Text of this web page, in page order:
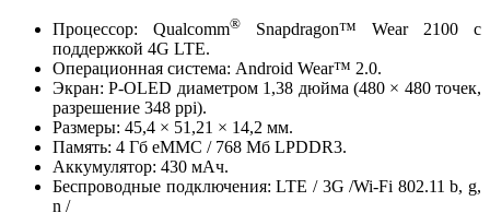
Процессор: Qualcomm® Snapdragon™ Wear 2100 с
поддержкой 4G LTE.
Операционная система: Android Wear™ 2.0.
Экран: P-OLED диаметром 1,38 дюйма (480 × 480 точек,
разрешение 348 ppi).
Размеры: 45,4 × 51,21 × 14,2 мм.
Память: 4 Гб eMMC / 768 Мб LPDDR3.
Аккумулятор: 430 мАч.
Беспроводные подключения: LTE / 3G /Wi-Fi 802.11 b, g,
n /